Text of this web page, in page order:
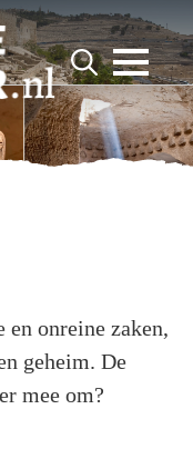
Search
for:
for:
onreine zaken,
geheim. De
mee om?